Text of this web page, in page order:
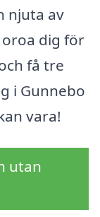
njuta av
dig för
få tre
i Gunnebo
vara!
utan